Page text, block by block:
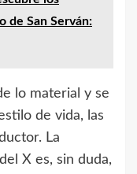
de San Serván:
lo material y se
de vida, las
La
X es, sin duda,